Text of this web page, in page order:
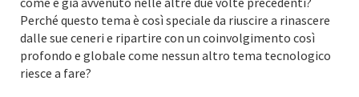
Perché questo tema è così speciale da riuscire a rinascere
dalle sue ceneri e ripartire con un coinvolgimento così
profondo e globale come nessun altro tema tecnologico
riesce a fare?